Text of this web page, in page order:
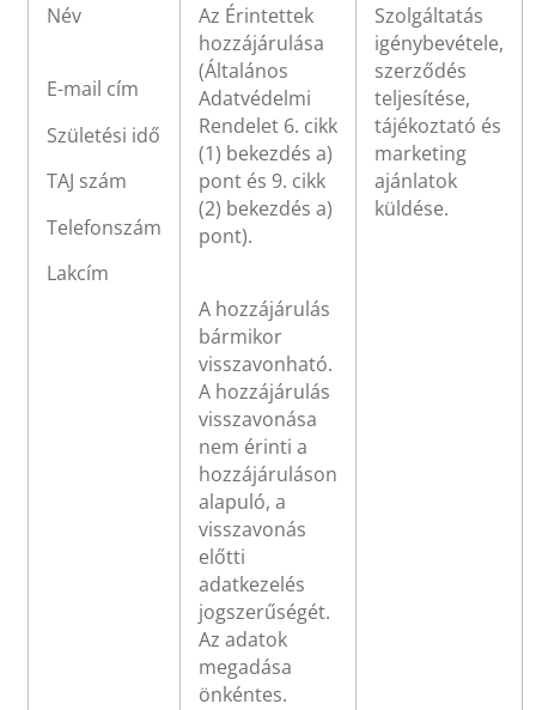
Név
E-mail cím
Születési idő
TAJ szám
Telefonszám
Lakcím
Az Érintettek
hozzájárulása
(Általános
Adatvédelmi
Rendelet 6. cikk
(1) bekezdés a)
pont és 9. cikk
(2) bekezdés a)
pont).
A hozzájárulás
bármikor
visszavonható.
A hozzájárulás
visszavonása
nem érinti a
hozzájáruláson
alapuló, a
visszavonás
előtti
adatkezelés
jogszerűségét.
Az adatok
megadása
önkéntes.
Szolgáltatás
igénybevétele,
szerződés
teljesítése,
tájékoztató és
marketing
ajánlatok
küldése.